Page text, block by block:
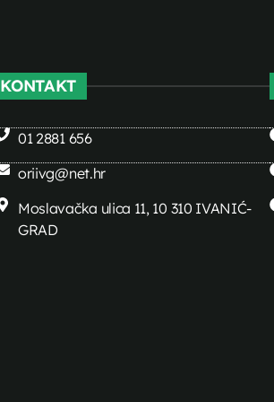
KONTAKT
01 2881 656
oriivg@net.hr
Moslavačka ulica 11, 10 310 IVANIĆ-
GRAD